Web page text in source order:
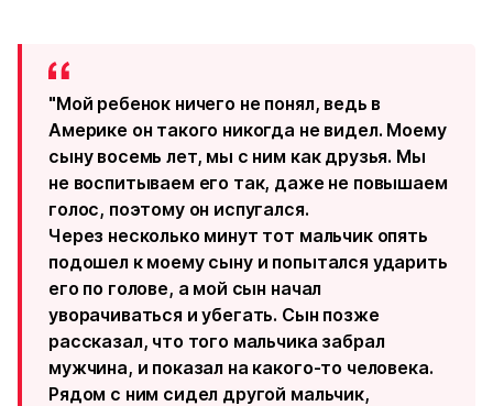
"Мой ребенок ничего не понял, ведь в
Америке он такого никогда не видел. Моему
сыну восемь лет, мы с ним как друзья. Мы
не воспитываем его так, даже не повышаем
голос, поэтому он испугался.
Через несколько минут тот мальчик опять
подошел к моему сыну и попытался ударить
его по голове, а мой сын начал
уворачиваться и убегать. Сын позже
рассказал, что того мальчика забрал
мужчина, и показал на какого-то человека.
Рядом с ним сидел другой мальчик,